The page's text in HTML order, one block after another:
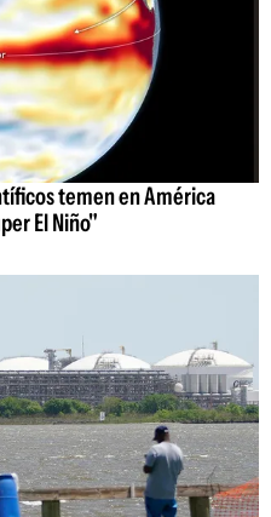
temen en América
El Niño"